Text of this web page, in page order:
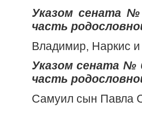
Указом сената
часть
Владимир, Наркис
Указом сената №
часть
Самуил сын Павла